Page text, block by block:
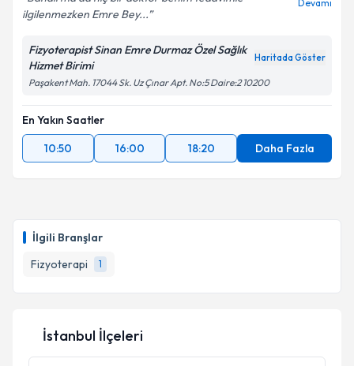
İlgili Branşlar
Fizyoterapi
1
ilgilenmezken Emre Bey...
Devamı
Fizyoterapist Sinan Emre Durmaz Özel Sağlık
Hizmet Birimi
Haritada Göster
Paşakent Mah. 17044 Sk. Uz Çınar Apt. No:5 Daire:2 10200
En Yakın Saatler
10:50
16:00 18:20 Daha Fazla
İstanbul İlçeleri